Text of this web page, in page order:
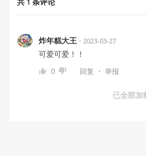
炸年糕大王 ・ 2023-03-27
可爱可爱！！
0 回复 ・ 举报
已全部加